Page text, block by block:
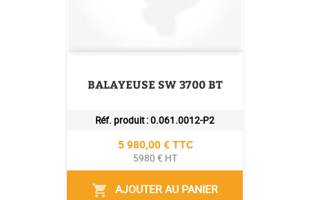
BALAYEUSE SW 3700 BT
Réf. produit :0.061.0012-P2
Prix
5 980,00 € TTC
5980 € HT
shopping_cart AJOUTER AU PANIER